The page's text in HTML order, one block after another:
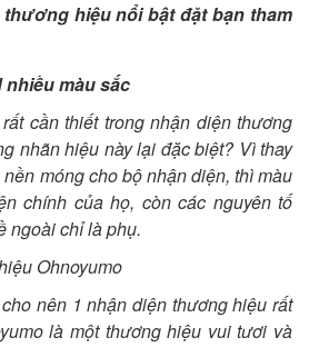
hiệu nổi bật đặt bạn tham
nhiều màu sắc
cần thiết trong nhận diện thương
nhãn hiệu này lại đặc biệt? Vì thay
móng cho bộ nhận diện, thì màu
chính của họ, còn các nguyên tố
ngoài chỉ là phụ.
Ohnoyumo
nên 1 nhận diện thương hiệu rất
là một thương hiệu vui tươi và